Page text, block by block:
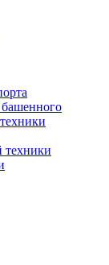
башенного
техники